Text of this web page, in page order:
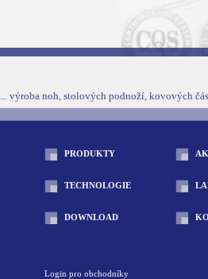
... výroba noh, stolových podnoží, kovových
PRODUKTY
TECHNOLOGIE
DOWNLOAD
Login pro obchodníky